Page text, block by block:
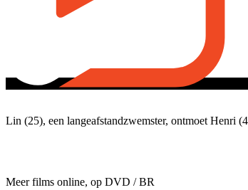
Lin (25), een langeafstandzwemster, ontmoet Henri
Meer films online, op DVD / BR